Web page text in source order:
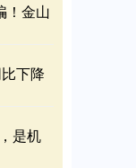
！金山
下降
是机